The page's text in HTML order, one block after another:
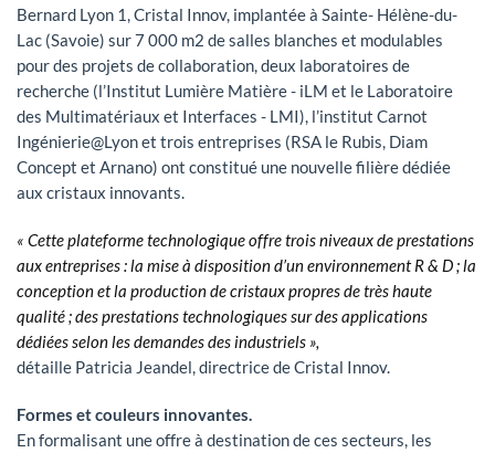
Bernard Lyon 1, Cristal Innov, implantée à Sainte- Hélène-du-
Lac (Savoie) sur 7 000 m2 de salles blanches et modulables
pour des projets de collaboration, deux laboratoires de
recherche (l’Institut Lumière Matière - iLM et le Laboratoire
des Multimatériaux et Interfaces - LMI), l’institut Carnot
Ingénierie@Lyon et trois entreprises (RSA le Rubis, Diam
Concept et Arnano) ont constitué une nouvelle filière dédiée
aux cristaux innovants.
« Cette plateforme technologique offre trois niveaux de prestations
aux entreprises : la mise à disposition d’un environnement R & D ; la
conception et la production de cristaux propres de très haute
qualité ; des prestations technologiques sur des applications
dédiées selon les demandes des industriels »,
détaille Patricia Jeandel, directrice de Cristal Innov.
Formes et couleurs innovantes.
En formalisant une offre à destination de ces secteurs, les